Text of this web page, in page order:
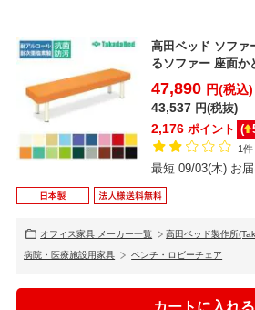
高田ベッド ソファ
るソファー 座面か
イン縫製...
47,890 円(税込)
43,537 円(税抜)
2,176 ポイント (
1件
最短 09/03(木) お
オフィス家具 メーカー一覧 高田ベッド製作所
病院・医療施設用家具 ベンチ・ロビーチェア